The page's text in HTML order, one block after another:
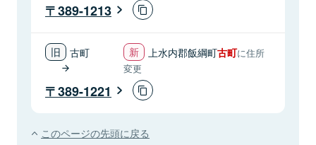
389-1213
古町 上水内郡飯綱町古町に住所
変更
389-1221
このページの先頭に戻る